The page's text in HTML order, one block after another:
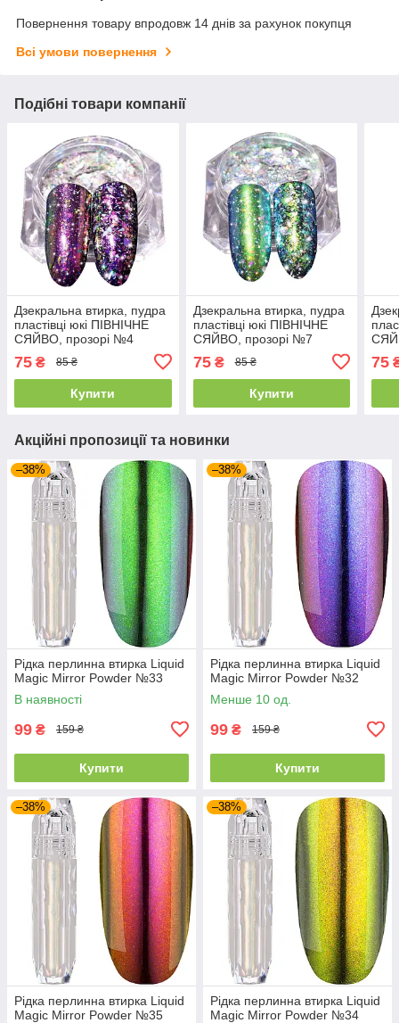
Повернення товару впродовж 14 днів за рахунок покупця
Всі умови повернення
Подібні товари компанії
Дзекральна втирка, пудра
пластівці юкі ПІВНІЧНЕ
СЯЙВО, прозорі №4
75 ₴ 85 ₴
Купити
Дзекральна втирка, пудра
пластівці юкі ПІВНІЧНЕ
СЯЙВО, прозорі №7
75₴ 85 ₴
Купити
75
Акційні пропозиції та новинки
–38%
Рідка перлинна втирка Liquid
Magic Mirror Powder №33
В наявності
99 ₴ 159 ₴
Купити
–38%
Рідка перлинна втирка Liquid
Magic Mirror Powder №32
Менше 10 од.
99 ₴ 159 ₴
Купити
–38%
Рідка перлинна втирка Liquid
Magic Mirror Powder №35
–38%
Рідка перлинна втирка Liquid
Magic Mirror Powder №34